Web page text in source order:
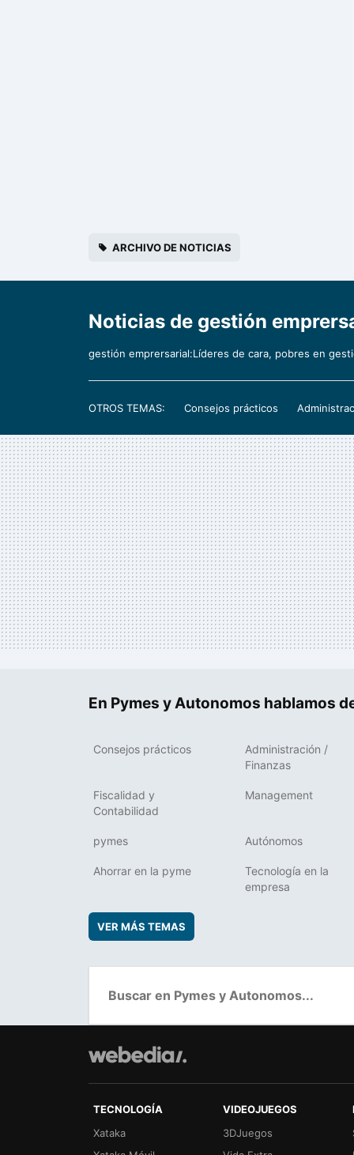
ARCHIVO DE NOTICIAS
Noticias de gestión
gestión emprersarial:Líderes de cara, pobres en
OTROS TEMAS: Consejos prácticos
En Pymes y Autonomos hablamos
Consejos prácticos
Administración /
Finanzas
Fiscalidad y
Contabilidad
Management
pymes Autónomos
Ahorrar en la pyme
Tecnología en la
empresa
VER MÁS TEMAS
TECNOLOGÍA
Xataka
VIDEOJUEGOS
3DJuegos